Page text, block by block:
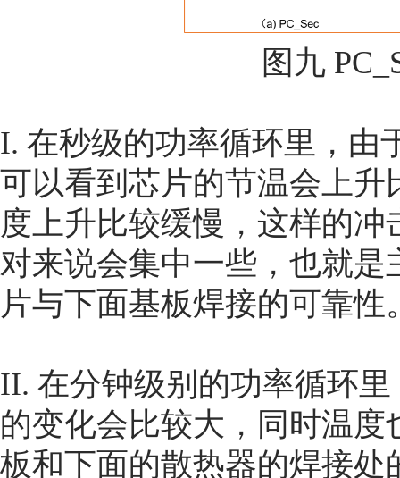
图九
I. 在秒级的功率循环里，由
可以看到芯片的节温会上升
度上升比较缓慢，这样的
对来说会集中一些，也就是
片与下面基板焊接的可靠性
II. 在分钟级别的功率循环
的变化会比较大，同时温
板和下面的散热器的焊接